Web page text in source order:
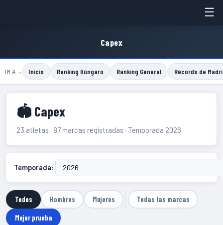
☰
Capex
IR A → Inicio Ranking Húngaro Ranking General Récords de
🏟 Capex
23 atletas · 87 marcas registradas · Temporada 2026
Temporada:
Todos Hombres Mujeres Todas las marcas
Mejor prueba